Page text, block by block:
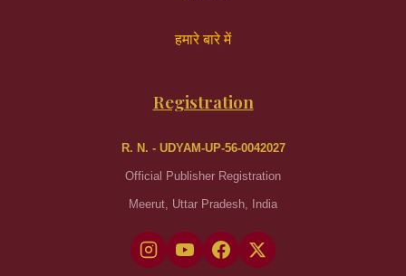
हमारे बारे में
Registration
R. N. - UDYAM-UP-56-0042027
Official Publisher Registration
Meerut, Uttar Pradesh, India